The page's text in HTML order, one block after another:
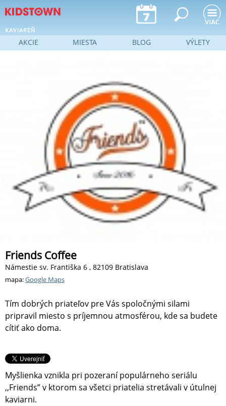
Jump to navigation
KAVIAREŇ
Friends Coffee
Námestie sv. Františka 6 , 82109 Bratislava
mapa:Google Maps
Tím dobrých priateľov pre Vás spoločnými silami
pripravil miesto s príjemnou atmosférou, kde sa budete
cítiť ako doma.
Myšlienka vznikla pri pozeraní populárneho seriálu
,,Friends” v ktorom sa všetci priatelia stretávali v útulnej
kaviarni.
AKCIE MIESTA BLOG VÝLETY